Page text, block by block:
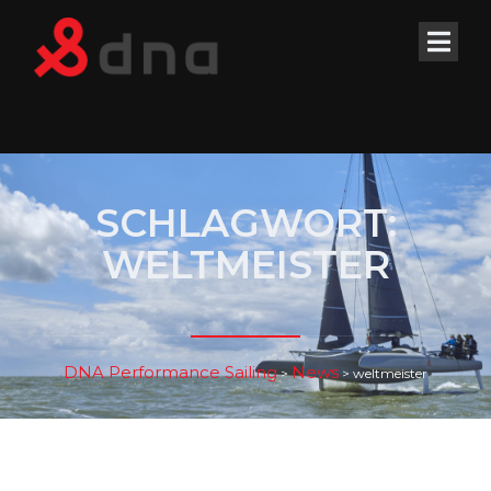
SCHLAGWORT:
WELTMEISTER
DNA Performance Sailing>News > weltmeister